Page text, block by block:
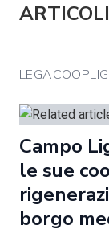
Campo
le sue
borgo